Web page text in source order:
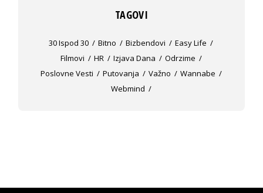
TAGOVI
30 Ispod 30 Bitno Bizbendovi
Easy Life
Filmovi
HR Izjava Dana
Odrzime
Poslovne Vesti
Putovanja Važno
Wannabe
Webmind